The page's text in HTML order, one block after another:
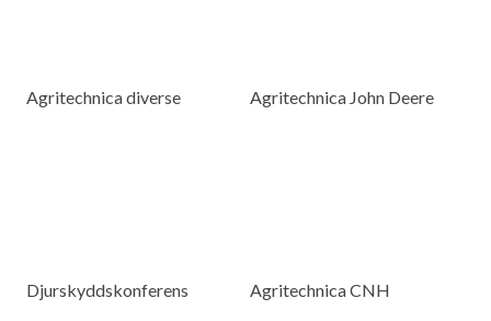
Agritechnica diverse Agritechnica John Deere
Djurskyddskonferens Agritechnica CNH